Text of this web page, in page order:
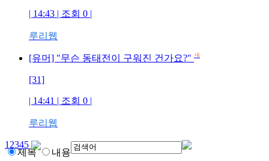
| 14:43 | 조회 0 |
루리웹
[유머] "무슨 동태전이 구워진 건가요?" +6
[31]
| 14:41 | 조회 0 |
루리웹
1 2345
제목 내용